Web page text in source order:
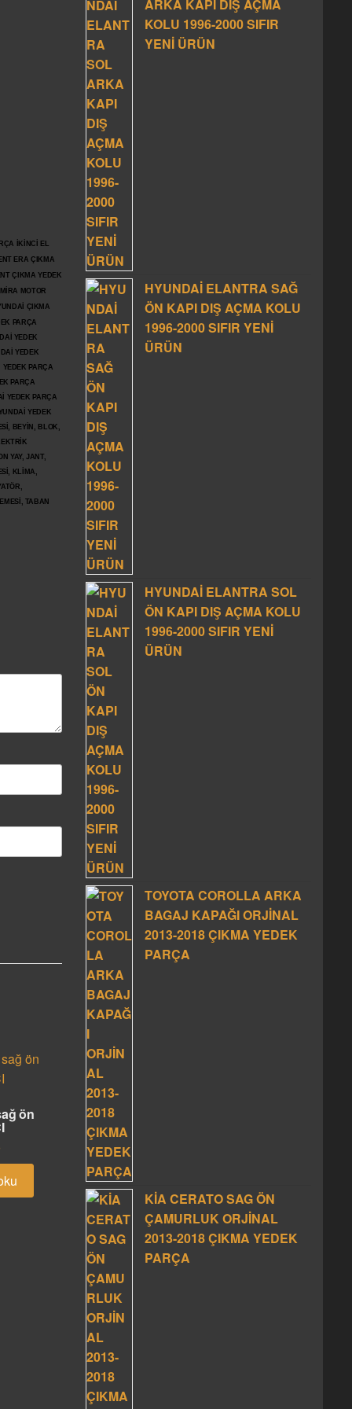
İKİNCİ EL
ERA ÇIKMA
ÇIKMA YEDEK
MOTOR
ÇIKMA
PARÇA
YEDEK
YEDEK
PARÇA
PARÇA
YEDEK PARÇA
YEDEK
BEYİN, BLOK,
YAY, JANT,
KLİMA,
TABAN
ön
ARKA KAPI DIŞ AÇMA
KOLU 1996-2000 SIFIR
YENİ ÜRÜN
HYUNDAİ ELANTRA SAĞ
ÖN KAPI DIŞ AÇMA KOLU
1996-2000 SIFIR YENİ
ÜRÜN
HYUNDAİ ELANTRA SOL
ÖN KAPI DIŞ AÇMA KOLU
1996-2000 SIFIR YENİ
ÜRÜN
TOYOTA COROLLA ARKA
BAGAJ KAPAĞI ORJİNAL
2013-2018 ÇIKMA YEDEK
PARÇA
KİA CERATO SAG ÖN
ÇAMURLUK ORJİNAL
2013-2018 ÇIKMA YEDEK
PARÇA